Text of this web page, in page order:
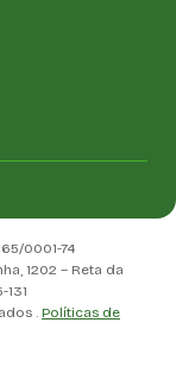
0001-74
1202 – Reta da
131
. Políticas de